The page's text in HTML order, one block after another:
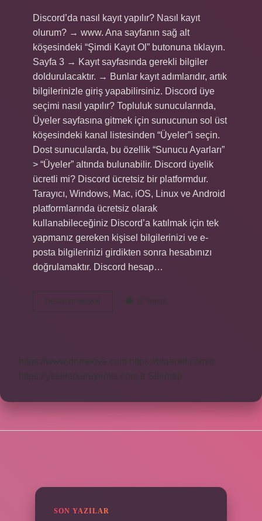
Discord’da nasıl kayıt yapılır? Nasıl kayıt
olurum? → www. Ana sayfanın sağ alt
köşesindeki “Şimdi Kayıt Ol” butonuna tıklayın.
Sayfa 3 → Kayıt sayfasında gerekli bilgiler
doldurulacaktır. → Bunlar kayıt adımlarıdır, artık
bilgilerinizle giriş yapabilirsiniz. Discord üye
seçimi nasıl yapılır? Topluluk sunucularında,
Üyeler sayfasına gitmek için sunucunun sol üst
köşesindeki kanal listesinden “Üyeler”i seçin.
Dost sunucularda, bu özellik “Sunucu Ayarları”
> “Üyeler” altında bulunabilir. Discord üyelik
ücretli mi? Discord ücretsiz bir platformdur.
Tarayıcı, Windows, Mac, iOS, Linux ve Android
platformlarında ücretsiz olarak
kullanabileceğiniz Discord’a katılmak için tek
yapmanız gereken kişisel bilgilerinizi ve e-
posta bilgilerinizi girdikten sonra hesabınızı
doğrulamaktır. Discord hesap…
Devamını okuyun
Kayıt
12 Yorum
https://www.rinmedya.com
https://bluenet.com.tr
https://yesillerkuruyemis.com.tr Sitemap
SON YAZILAR